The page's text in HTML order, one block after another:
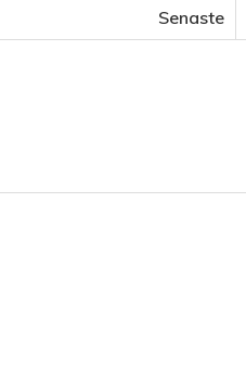
Senaste